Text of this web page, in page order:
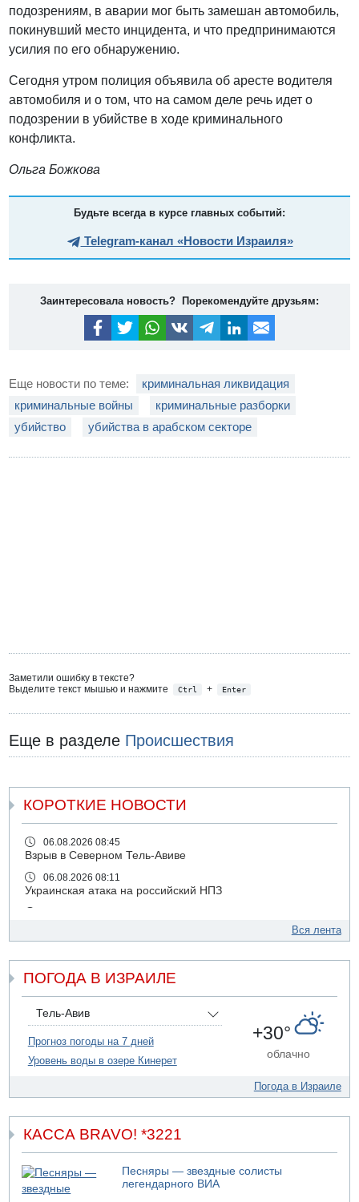
подозрениям, в аварии мог быть замешан автомобиль,
покинувший место инцидента, и что предпринимаются
усилия по его обнаружению.
Сегодня утром полиция объявила об аресте водителя
автомобиля и о том, что на самом деле речь идет о
подозрении в убийстве в ходе криминального
конфликта.
Ольга Божкова
Будьте всегда в курсе главных событий:
Telegram-канал «Новости Израиля»
Заинтересовала новость? Порекомендуйте друзьям:
Еще новости по теме:
криминальная ликвидация
криминальные войны
криминальные разборки
убийство
убийства в арабском секторе
Заметили ошибку в тексте?
Выделите текст мышью и нажмите
Ctrl + Enter
Еще в разделе Происшествия
КОРОТКИЕ НОВОСТИ
06.08.2026 08:45
Взрыв в Северном Тель-Авиве
06.08.2026 08:11
Украинская атака на российский НПЗ
Израиль провел испытания системы противоракетной
обороны "Хец"
05.08.2026 18:28
МАДА призывает израильтян срочно сдавать кровь
05.08.2026 17:00
Бывший посол Израиля в ООН Гилад Эрдан объявит в
четверг о создании новой политической партии
05.08.2026 13:49
На севере Израиля на берег выбросило тело
В России горят новые склады
05.08.2026 10:19
Хуситы сообщают об атаке по Саудовскому танкеру
05.08.2026 10:16
Левые активисты пытались ворваться в офис
"Религиозного сионизма"
Вся лента
ПОГОДА В ИЗРАИЛЕ
Тель-Авив
Прогноз погоды на 7 дней
Уровень воды в озере Кинерет
+30°
облачно
Погода в Израиле
КАССА BRAVO! *3221
Песняры — звездные солисты
легендарного ВИА